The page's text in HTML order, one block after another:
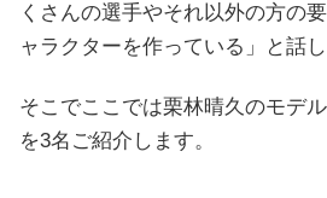
くさんの選手やそれ以外の方の
ャラクターを作っている」と話し
そこでここでは栗林晴久のモデ
を3名ご紹介します。